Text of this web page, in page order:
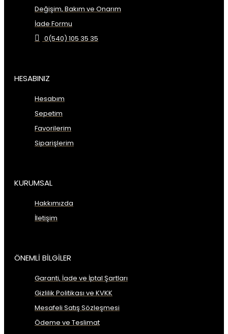
Değişim, Bakım ve Onarım
İade Formu
0(540) 105 35 35
HESABINIZ
Hesabım
Sepetim
Favorilerim
Siparişlerim
KURUMSAL
Hakkımızda
İletişim
ÖNEMLİ BİLGİLER
Garanti, İade ve İptal Şartları
Gizlilik Politikası ve KVKK
Mesafeli Satış Sözleşmesi
Ödeme ve Teslimat